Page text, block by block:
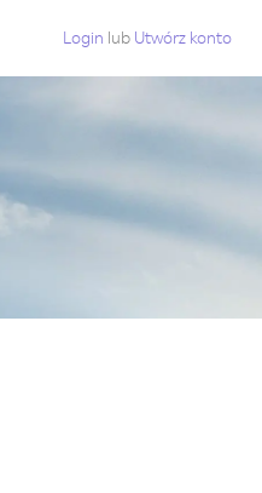
Login lub Utwórz konto